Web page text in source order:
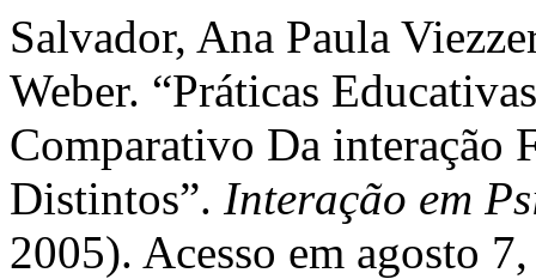
Salvador, Ana Paula
Weber. “Práticas
Comparativo Da interação
Distintos”. Interação em
2005). Acesso em agosto